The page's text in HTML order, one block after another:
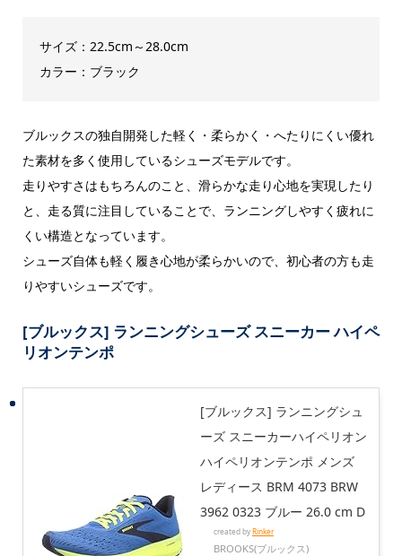
サイズ：22.5cm～28.0cm
カラー：ブラック
ブルックスの独自開発した軽く・柔らかく・へたりにくい優れ
た素材を多く使用しているシューズモデルです。
走りやすさはもちろんのこと、滑らかな走り心地を実現したり
と、走る質に注目していることで、ランニングしやすく疲れに
くい構造となっています。
シューズ自体も軽く履き心地が柔らかいので、初心者の方も走
りやすいシューズです。
[ブルックス] ランニングシューズ スニーカー ハイペ
リオンテンポ
[ブルックス] ランニングシュ
ーズ スニーカーハイペリオン
ハイペリオンテンポ メンズ
レディース BRM 4073 BRW
3962 0323 ブルー 26.0 cm D
created byRinker
BROOKS(ブルックス)